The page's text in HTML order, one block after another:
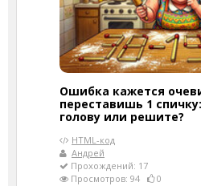
Ошибка кажется
переставишь 1
голову или решите?
HTML-код
Андрей
Прохождений: 17
Просмотров: 94
0